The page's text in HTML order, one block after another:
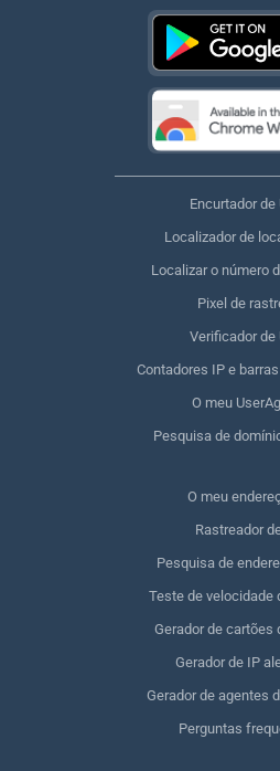
Encurtador de
Localizador de
Localizar o número
Pixel de
Verificador de
Contadores IP e
O meu
Pesquisa de
O meu
Rastreador
Pesquisa de
Teste de velocidade
Gerador de cartões
Gerador de IP
Gerador de agentes
Perguntas